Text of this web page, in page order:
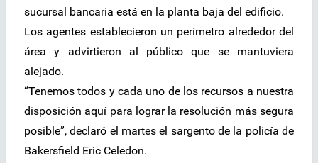
sucursal bancaria está en la planta baja del edificio.
Los agentes establecieron un perímetro alrededor del
área y advirtieron al público que se mantuviera
alejado.
“Tenemos todos y cada uno de los recursos a nuestra
disposición aquí para lograr la resolución más segura
posible”, declaró el martes el sargento de la policía de
Bakersfield Eric Celedon.